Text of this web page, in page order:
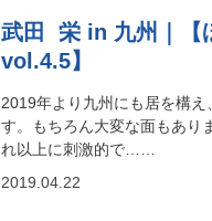
武田 栄 in 九州｜【
vol.4.5】
2019年より九州にも居を構
す。もちろん大変な面もあり
れ以上に刺激的で……
2019.04.22